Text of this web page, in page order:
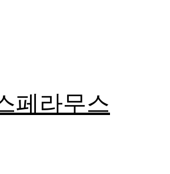
페라무스